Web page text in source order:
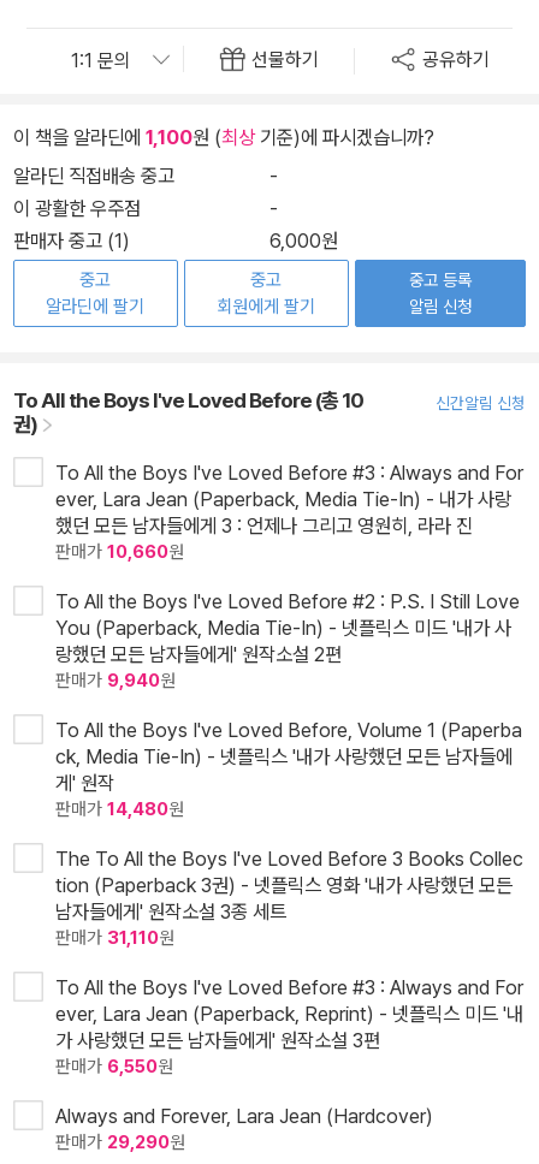
선물하기 공유하기
이 책을 알라딘에 1,100원 (최상기준)에 파시겠습니까?
알라딘 직접배송 중고
-
이 광활한 우주점
-
판매자 중고 (1)
6,000원
중고
알라딘에 팔기
중고
회원에게 팔기
중고 등록
알림 신청
To All the Boys I've Loved Before (총 10
권)
신간알림 신청
To All the Boys I've Loved Before #3 : Always and For
ever, Lara Jean (Paperback, Media Tie-In) - 내가 사랑
했던 모든 남자들에게 3 : 언제나 그리고 영원히, 라라 진
판매가 10,660원
To All the Boys I've Loved Before #2 : P.S. I Still Love
You (Paperback, Media Tie-In) - 넷플릭스 미드 '내가 사
랑했던 모든 남자들에게' 원작소설 2편
판매가 9,940원
To All the Boys I've Loved Before, Volume 1 (Paperba
ck, Media Tie-In) - 넷플릭스 '내가 사랑했던 모든 남자들에
게' 원작
판매가 14,480원
The To All the Boys I've Loved Before 3 Books Collec
tion (Paperback 3권) - 넷플릭스 영화 '내가 사랑했던 모든
남자들에게' 원작소설 3종 세트
판매가 31,110원
To All the Boys I've Loved Before #3 : Always and For
ever, Lara Jean (Paperback, Reprint) - 넷플릭스 미드 '내
가 사랑했던 모든 남자들에게' 원작소설 3편
판매가 6,550원
Always and Forever, Lara Jean (Hardcover)
판매가 29,290원